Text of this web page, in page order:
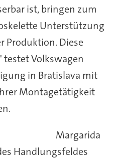
ist, bringen zum
Unterstützung
Produktion. Diese
testet Volkswagen
in Bratislava mit
Montagetätigkeit
Margarida
Handlungsfeldes